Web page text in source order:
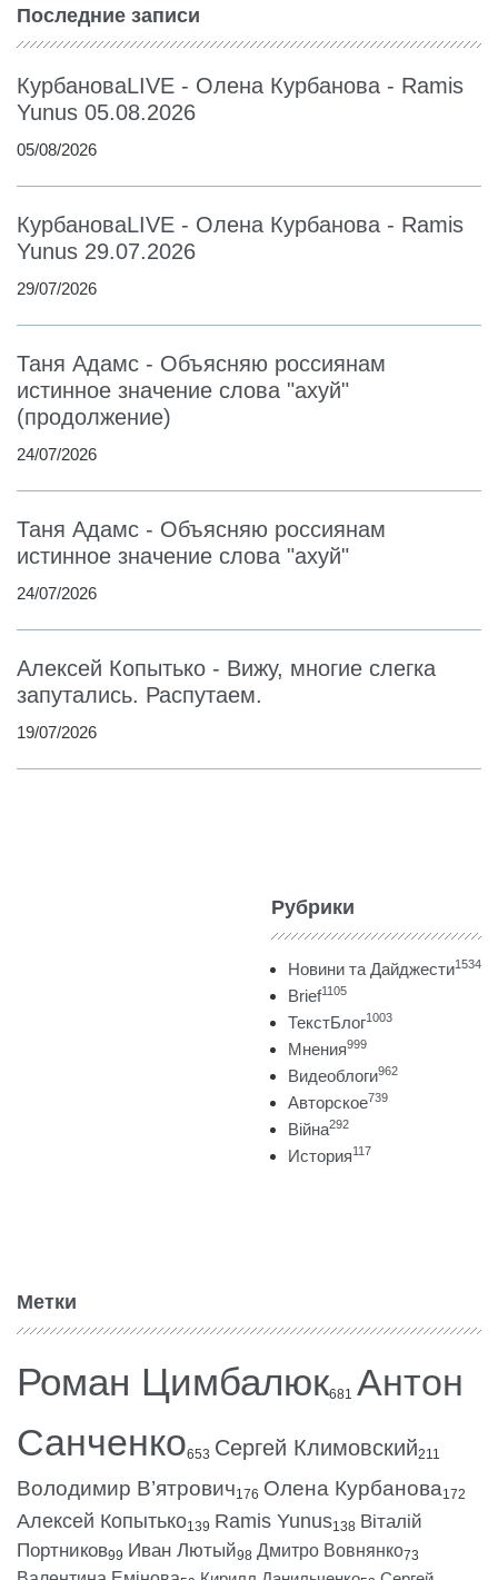
Последние записи
КурбановаLIVE - Олена Курбанова - Ramis
Yunus 05.08.2026
05/08/2026
КурбановаLIVE - Олена Курбанова - Ramis
Yunus 29.07.2026
29/07/2026
Таня Адамс - Объясняю россиянам
истинное значение слова "ахуй"
(продолжение)
24/07/2026
Таня Адамс - Объясняю россиянам
истинное значение слова "ахуй"
24/07/2026
Алексей Копытько - Вижу, многие слегка
запутались. Распутаем.
19/07/2026
Рубрики
Новини та Дайджести1534
Brief1105
ТекстБлог1003
Мнения999
Видеоблоги962
Авторское739
Війна292
История117
Метки
Роман Цимбалюк681 Антон
Санченко653 Сергей Климовский211
Володимир В’ятрович176 Олена Курбанова172
Алексей Копытько139 Ramis Yunus138 Віталій
Портников99 Иван Лютый98 Дмитро Вовнянко73